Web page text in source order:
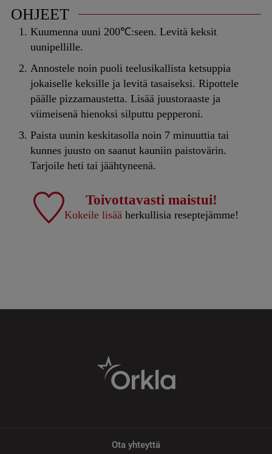
OHJEET
Kuumenna uuni 200℃:seen. Levitä keksit
uunipellille.
Annostele noin puoli teelusikallista ketsuppia
jokaiselle keksille ja levitä tasaiseksi. Ripottele
päälle pizzamaustetta. Lisää juustoraaste ja
viimeisenä hienoksi silputtu pepperoni.
Paista uunin keskitasolla noin 7 minuuttia tai
kunnes juusto on saanut kauniin paistovärin.
Tarjoile heti tai jäähtyneenä.
Toivottavasti maistui!
Kokeile lisääherkullisia reseptejämme!
Ota yhteyttä